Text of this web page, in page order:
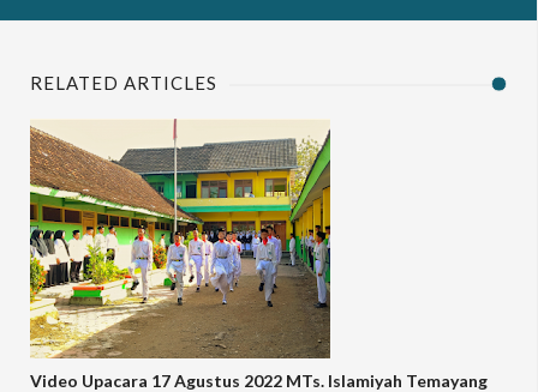
RELATED ARTICLES
Video Upacara 17 Agustus 2022 MTs. Islamiyah Temayang